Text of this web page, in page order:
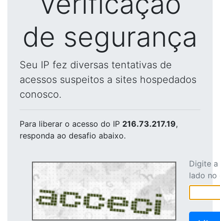
de segurança
Seu IP fez diversas tentativas de
acessos suspeitos a sites hospedados
conosco.
Para liberar o acesso do IP 216.73.217.19,
responda ao desafio abaixo.
Digite
lado no